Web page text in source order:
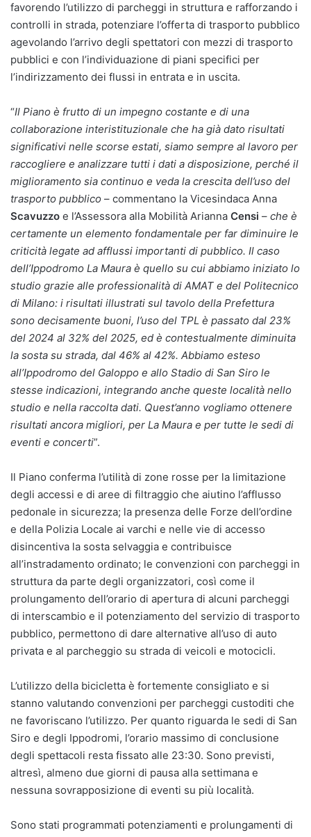
favorendo l’utilizzo di parcheggi in struttura e rafforzando i
controlli in strada, potenziare l’offerta di trasporto pubblico
agevolando l’arrivo degli spettatori con mezzi di trasporto
pubblici e con l’individuazione di piani specifici per
l’indirizzamento dei flussi in entrata e in uscita.
“Il Piano è frutto di un impegno costante e di una
collaborazione interistituzionale che ha già dato risultati
significativi nelle scorse estati, siamo sempre al lavoro per
raccogliere e analizzare tutti i dati a disposizione, perché il
miglioramento sia continuo e veda la crescita dell’uso del
trasporto pubblico – commentano la Vicesindaca Anna
Scavuzzo e l’Assessora alla Mobilità Arianna Censi – che è
certamente un elemento fondamentale per far diminuire le
criticità legate ad afflussi importanti di pubblico. Il caso
dell’Ippodromo La Maura è quello su cui abbiamo iniziato lo
studio grazie alle professionalità di AMAT e del Politecnico
di Milano: i risultati illustrati sul tavolo della Prefettura
sono decisamente buoni, l’uso del TPL è passato dal 23%
del 2024 al 32% del 2025, ed è contestualmente diminuita
la sosta su strada, dal 46% al 42%. Abbiamo esteso
all’Ippodromo del Galoppo e allo Stadio di San Siro le
stesse indicazioni, integrando anche queste località nello
studio e nella raccolta dati. Quest’anno vogliamo ottenere
risultati ancora migliori, per La Maura e per tutte le sedi di
eventi e concerti”.
Il Piano conferma l’utilità di zone rosse per la limitazione
degli accessi e di aree di filtraggio che aiutino l’afflusso
pedonale in sicurezza; la presenza delle Forze dell’ordine
e della Polizia Locale ai varchi e nelle vie di accesso
disincentiva la sosta selvaggia e contribuisce
all’instradamento ordinato; le convenzioni con parcheggi in
struttura da parte degli organizzatori, così come il
prolungamento dell’orario di apertura di alcuni parcheggi
di interscambio e il potenziamento del servizio di trasporto
pubblico, permettono di dare alternative all’uso di auto
privata e al parcheggio su strada di veicoli e motocicli.
L’utilizzo della bicicletta è fortemente consigliato e si
stanno valutando convenzioni per parcheggi custoditi che
ne favoriscano l’utilizzo. Per quanto riguarda le sedi di San
Siro e degli Ippodromi, l’orario massimo di conclusione
degli spettacoli resta fissato alle 23:30. Sono previsti,
altresì, almeno due giorni di pausa alla settimana e
nessuna sovrapposizione di eventi su più località.
Sono stati programmati potenziamenti e prolungamenti di